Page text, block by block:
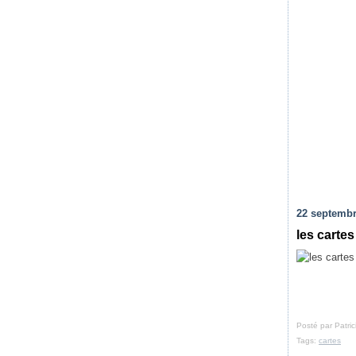
22
les
Posté par
Tags: cartes